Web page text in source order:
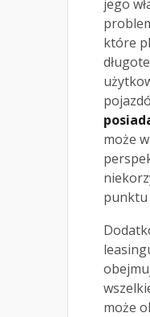
jego
które
może
punktu
może